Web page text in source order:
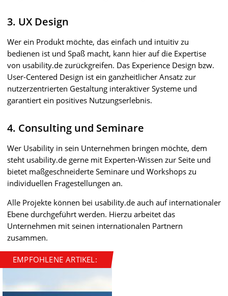
3. UX Design
Wer ein Produkt möchte, das einfach und intuitiv zu
bedienen ist und Spaß macht, kann hier auf die Expertise
von usability.de zurückgreifen. Das Experience Design bzw.
User-Centered Design ist ein ganzheitlicher Ansatz zur
nutzerzentrierten Gestaltung interaktiver Systeme und
garantiert ein positives Nutzungserlebnis.
4. Consulting und Seminare
Wer Usability in sein Unternehmen bringen möchte, dem
steht usability.de gerne mit Experten-Wissen zur Seite und
bietet maßgeschneiderte Seminare und Workshops zu
individuellen Fragestellungen an.
Alle Projekte können bei usability.de auch auf internationaler
Ebene durchgeführt werden. Hierzu arbeitet das
Unternehmen mit seinen internationalen Partnern
zusammen.
EMPFOHLENE ARTIKEL: